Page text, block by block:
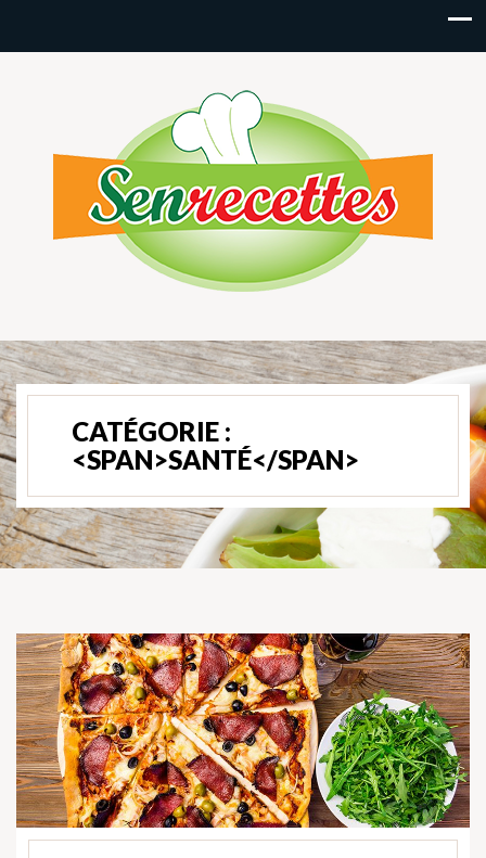
CATÉGORIE :
<SPAN>SANTÉ</SPAN>